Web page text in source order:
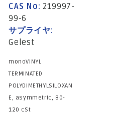
CAS No: 219997-
99-6
サプライヤ:
Gelest
monoVINYL
TERMINATED
POLYDIMETHYLSILOXAN
E, asymmetric, 80-
120 cSt